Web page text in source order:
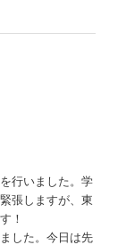
行いました。学
張しますが、東
！
した。今日は先